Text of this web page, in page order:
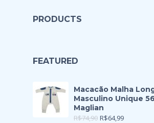
PRODUCTS
FEATURED
Macacão Malha
Masculino Unique
Maglian
R$74,90 R$64,99